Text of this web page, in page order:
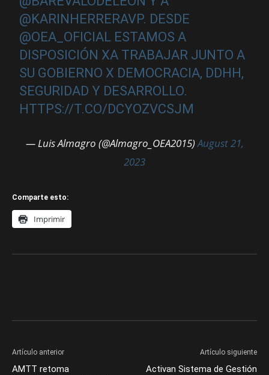
@KARINHERRERAVP. DESDE
@OEA_OFICIAL ESTAMOS A
DISPOSICIÓN XA TRABAJAR JUNTO A
SU GOBIERNO X DEMOCRACIA, DDHH,
SEGURIDAD Y DESARROLLO.
HTTPS://T.CO/DCYOZVCSJM
— Luis Almagro (@Almagro_OEA2015)August 21,
2023
Comparte esto:
Imprimir
Artículo anterior
AMTT retoma
Artículo siguiente
Activan Sistema de Gestión